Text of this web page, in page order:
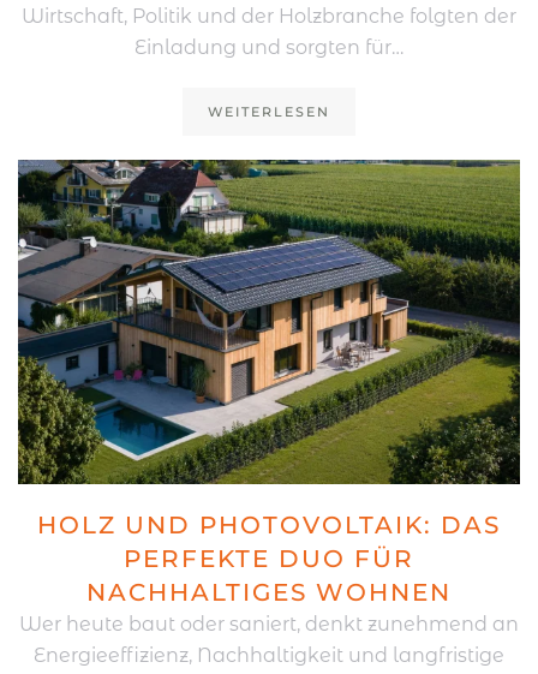
Wirtschaft, Politik und der Holzbranche folgten der
Einladung und sorgten für…
WEITERLESEN
HOLZ UND PHOTOVOLTAIK: DAS
PERFEKTE DUO FÜR
NACHHALTIGES WOHNEN
Wer heute baut oder saniert, denkt zunehmend an
Energieeffizienz, Nachhaltigkeit und langfristige